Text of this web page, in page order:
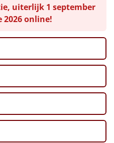
80 gr
39 x 29 x 30 cm
uiterlijk 1 september
online!